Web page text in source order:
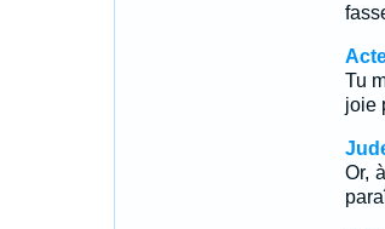
Tu
joie
Or,